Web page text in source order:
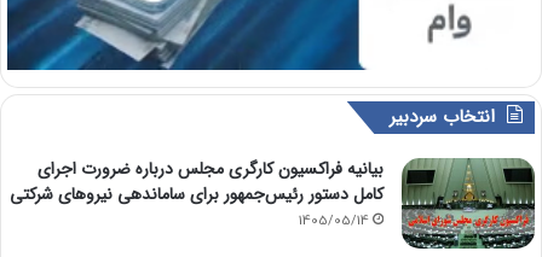
انتخاب سردبیر
بیانیه فراکسیون کارگری مجلس درباره ضرورت اجرای
کامل دستور رئیس‌جمهور برای ساماندهی نیروهای شرکتی
1405/05/14